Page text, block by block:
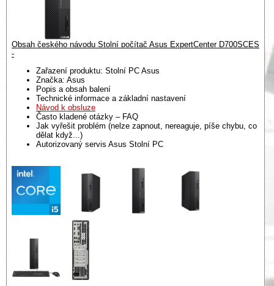
Obsah českého návodu Stolní počítač Asus ExpertCenter D700SCES
-
Zařazení produktu: Stolní PC Asus
Značka: Asus
Popis a obsah balení
Technické informace a základní nastavení
Návod k obsluze
Často kladené otázky – FAQ
Jak vyřešit problém (nelze zapnout, nereaguje, píše chybu, co
dělat když...)
Autorizovaný servis Asus Stolní PC